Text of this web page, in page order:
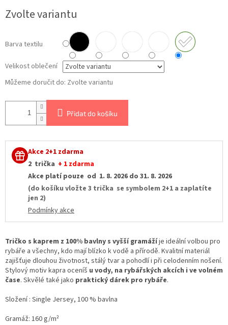
cena:
Zvolte variantu
Barva textilu
Velikost oblečení
Můžeme doručit do: Zvolte variantu
Přidat do košíku
Akce 2+1 zdarma
2 trička + 1 zdarma
Akce platí pouze od 1. 8. 2026 do 31. 8. 2026
(do košíku vložte 3 trička se symbolem 2+1 a zaplatíte
jen 2)
Podmínky akce
Tričko s kaprem z 100% bavlny s vyšší gramážíje ideální volbou pro
rybáře a všechny, kdo mají blízko k vodě a přírodě. Kvalitní materiál
zajišťuje dlouhou životnost, stálý tvar a pohodlí i při celodenním nošení.
Stylový motiv kapra oceníš u vody, na rybářských akcích i ve volném
čase. Skvělé také jako praktický dárek pro rybáře.
Složení : Single Jersey, 100 % bavlna
Gramáž: 160 g/m²